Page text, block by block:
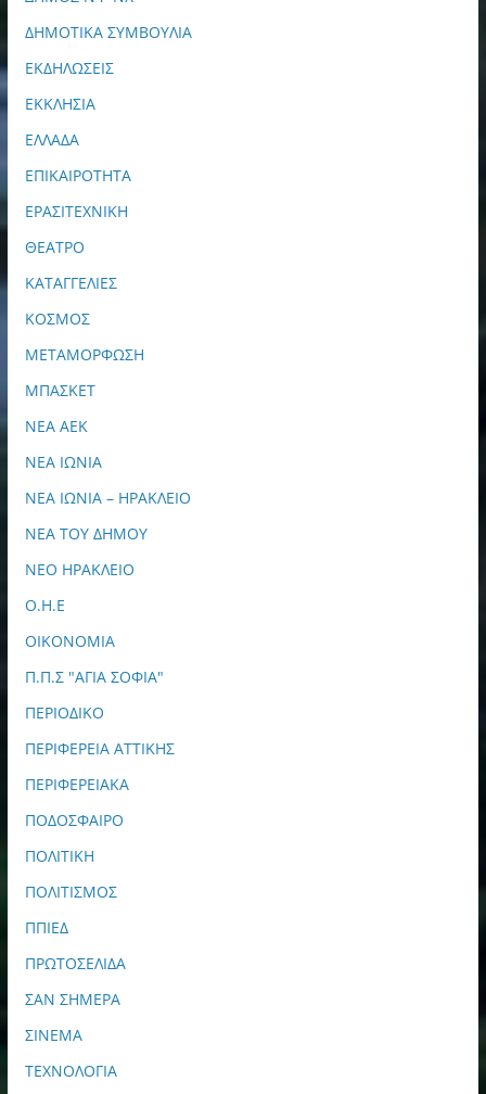
ΔΗΜΟΤΙΚΑ ΣΥΜΒΟΥΛΙΑ
ΕΚΔΗΛΩΣΕΙΣ
ΕΚΚΛΗΣΙΑ
ΕΛΛΑΔΑ
ΕΠΙΚΑΙΡΟΤΗΤΑ
ΕΡΑΣΙΤΕΧΝΙΚΗ
ΘΕΑΤΡΟ
ΚΑΤΑΓΓΕΛΙΕΣ
ΚΟΣΜΟΣ
ΜΕΤΑΜΟΡΦΩΣΗ
ΜΠΑΣΚΕΤ
ΝΕΑ ΑΕΚ
ΝΕΑ ΙΩΝΙΑ
ΝΕΑ ΙΩΝΙΑ – ΗΡΑΚΛΕΙΟ
ΝΕΑ ΤΟΥ ΔΗΜΟΥ
ΝΕΟ ΗΡΑΚΛΕΙΟ
Ο.Η.Ε
ΟΙΚΟΝΟΜΙΑ
Π.Π.Σ "ΑΓΙΑ ΣΟΦΙΑ"
ΠΕΡΙΟΔΙΚΟ
ΠΕΡΙΦΕΡΕΙΑ ΑΤΤΙΚΗΣ
ΠΕΡΙΦΕΡΕΙΑΚΑ
ΠΟΔΟΣΦΑΙΡΟ
ΠΟΛΙΤΙΚΗ
ΠΟΛΙΤΙΣΜΟΣ
ΠΠΙΕΔ
ΠΡΩΤΟΣΕΛΙΔΑ
ΣΑΝ ΣΗΜΕΡΑ
ΣΙΝΕΜΑ
ΤΕΧΝΟΛΟΓΙΑ